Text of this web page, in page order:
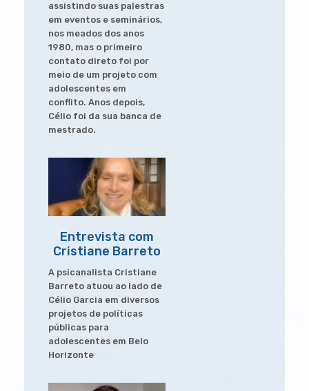
assistindo suas palestras
em eventos e seminários,
nos meados dos anos
1980, mas o primeiro
contato direto foi por
meio de um projeto com
adolescentes em
conflito. Anos depois,
Célio foi da sua banca de
mestrado.
Entrevista com
Cristiane Barreto
A psicanalista Cristiane
Barreto atuou ao lado de
Célio Garcia em diversos
projetos de políticas
públicas para
adolescentes em Belo
Horizonte